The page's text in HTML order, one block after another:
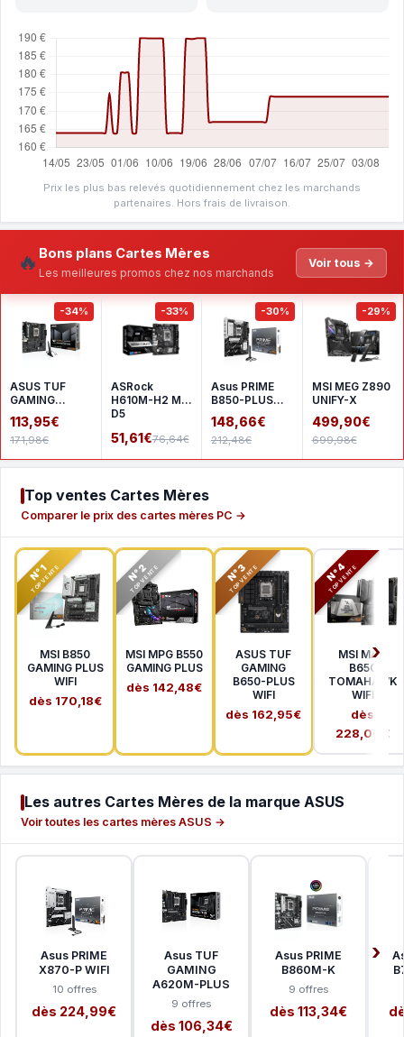
Prix les plus bas relevés quotidiennement chez les marchands
partenaires. Hors frais de livraison.
🔥 Bons plans Cartes Mères
Les meilleures promos chez nos marchands
Voir tous →
-34%
ASUS TUF
GAMING
A620AM-
PLUS WIFI
113,95€
171,98€
-33%
ASRock
H610M-H2 M.2
D5
51,61€76,64€
-30%
Asus PRIME
B850-PLUS
WIFI
148,66€
212,48€
-29%
MSI MEG Z890
UNIFY-X
499,90€
699,98€
Top ventes Cartes Mères
Comparer le prix des cartes mères PC →
N°1
TOP VENTE
MSI B850
GAMING PLUS
WIFI
dès 170,18€
N°2
TOP VENTE
MSI MPG B550
GAMING PLUS
dès 142,48€
N°3
TOP VENTE
ASUS TUF
GAMING
B650-PLUS
WIFI
dès 162,95€
N°4
TOP VENTE
MSI MAG
B650
TOMAHAWK
WIFI
dès
228,00€
Les autres Cartes Mères de la marque ASUS
Voir toutes les cartes mères ASUS →
Asus PRIME
X870-P WIFI
10 offres
dès 224,99€
Asus TUF
GAMING
A620M-PLUS
9 offres
dès 106,34€
Asus PRIME
B860M-K
9 offres
dès 113,34€